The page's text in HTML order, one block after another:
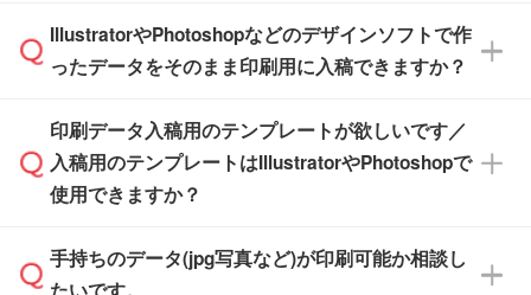
品が決まりましたらお早めのご発注をお願いい
たします。
※土日祝日を除く営業日換算です。
※沖縄・離島は追加日数がかかります。
※化粧箱から白箱への入れ替えや、オリジナル
箱の作成は原則承っておりません。
無料の「デザインシミュレーター」を使えば、
PCやスマホから簡単にデザインを作成できま
ザインソフトがなくても安心です。
また、「データ作成サービス
せいただければ、弊社にて無料でデザインデー
タを1点作成いたします。
IllustratorやPhotoshopなどのデザインソフトで作
ったデータをそのまま印刷用に入稿できますか？
IllustratorやPhotoshop、CLIP STUDIOなどのデ
ザインソフトでこだわりのデザインを作成した
い方は、完全データ入稿
積・ご注文フォームにアップロードしてご入稿
ください。
印刷データ入稿用のテンプレートが欲しいです／
入稿用のテンプレートはIllustratorやPhotoshopで
使用できますか？
一部商品は入稿用テンプレートのご用意があり
手持ちのデータ(jpg写真など)が印刷可能か相談し